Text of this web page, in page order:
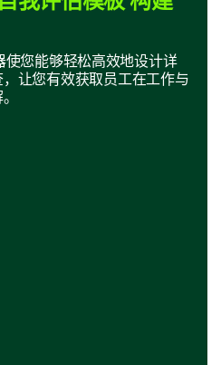
生活平衡方面可能面临的一
工作与生活平衡的负面影
）及其发生频率（很
：
使您能够轻松高效地设计详
让您有效获取员工在工作与